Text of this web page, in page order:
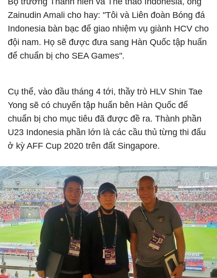
Zainudin Amali cho hay: "Tôi và Liên đoàn Bóng đá
Indonesia bàn bạc để giao nhiệm vụ giành HCV cho
đội nam. Họ sẽ được đưa sang Hàn Quốc tập huấn
để chuẩn bị cho SEA Games".
Cụ thể, vào đầu tháng 4 tới, thầy trò HLV Shin Tae
Yong sẽ có chuyến tập huấn bên Hàn Quốc để
chuẩn bị cho mục tiêu đã được đề ra. Thành phần
U23 Indonesia phần lớn là các cầu thủ từng thi đấu
ở kỳ AFF Cup 2020 trên đất Singapore.